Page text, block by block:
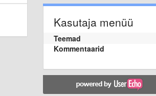
Kasutaja menüü
Teemad
Kommentaarid